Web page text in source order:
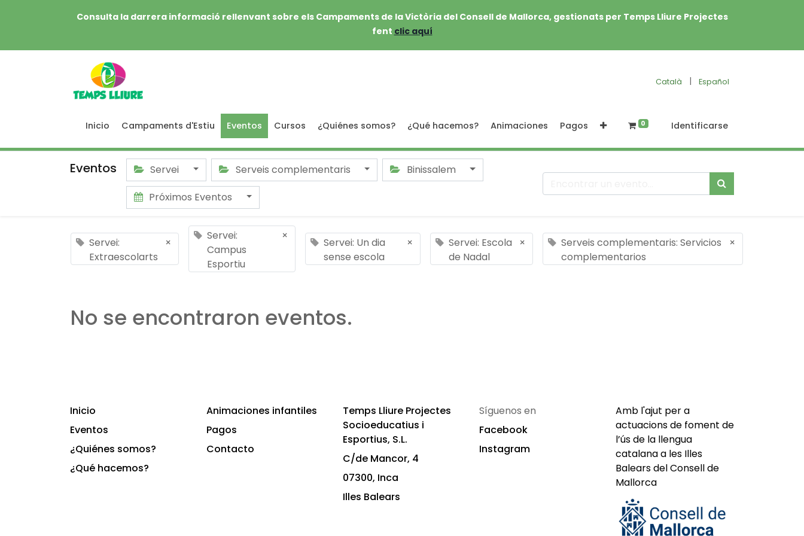
Consulta la darrera informació rellenvant sobre els Campaments de la Victòria del Consell de Mallorca, gestionats per Temps Lliure Projectes
fent clic aquí
Català | Español
Inicio Campaments d'Estiu Eventos Cursos ¿Quiénes somos? ¿Qué hacemos? Animaciones Pagos 0 Identificarse
Eventos Servei Serveis complementaris
Binissalem
Próximos Eventos
Servei:
Extraescolarts
×
Servei:
Campus
Esportiu
×
Servei: Un dia
sense escola
×
Servei: Escola
de Nadal
×
Serveis complementaris: Servicios
complementarios
×
No se encontraron eventos.
Inicio
Eventos
¿Quiénes somos?
¿Qué hacemos?
Animaciones infantiles
Pagos
Contacto
Temps Lliure Projectes
Socioeducatius i
Esportius, S.L.
C/de Mancor, 4
07300, Inca
Illes Balears
Síguenos en
Facebook
Instagram
Amb l'ajut per a
actuacions de foment de
l’ús de la llengua
catalana a les Illes
Balears del Consell de
Mallorca